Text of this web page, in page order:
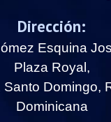
Dirección:
Esquina
Plaza Royal,
Santo Domingo,
Dominicana